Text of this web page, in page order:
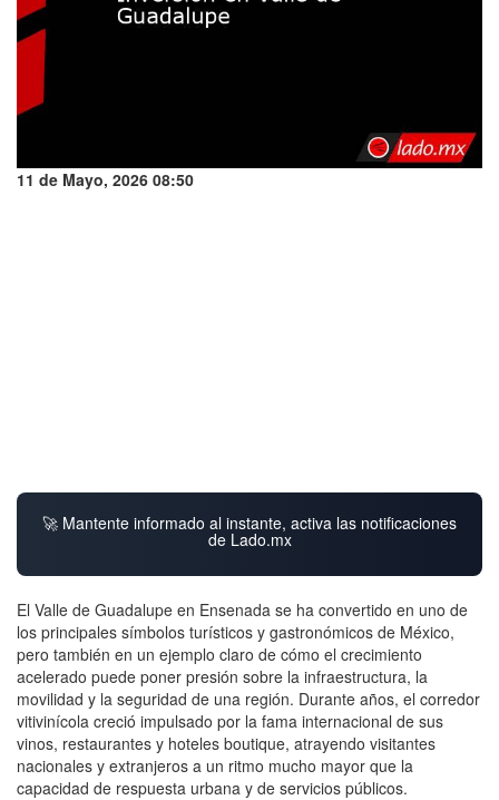
11 de Mayo, 2026 08:50
🚀 Mantente informado al instante, activa las notificaciones
de Lado.mx
El Valle de Guadalupe en Ensenada se ha convertido en uno de
los principales símbolos turísticos y gastronómicos de México,
pero también en un ejemplo claro de cómo el crecimiento
acelerado puede poner presión sobre la infraestructura, la
movilidad y la seguridad de una región. Durante años, el corredor
vitivinícola creció impulsado por la fama internacional de sus
vinos, restaurantes y hoteles boutique, atrayendo visitantes
nacionales y extranjeros a un ritmo mucho mayor que la
capacidad de respuesta urbana y de servicios públicos.